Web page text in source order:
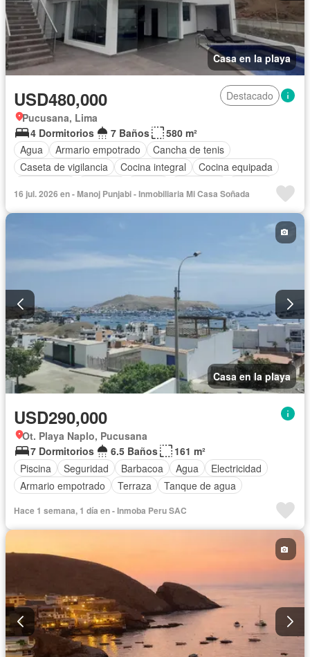
Casa en la playa
USD480,000
Destacado
Pucusana, Lima
4 Dormitorios
7 Baños
580 m²
Agua
Armario empotrado
Cancha de tenis
Caseta de vigilancia
Cocina integral
Cocina equipada
Sin amoblar
16 jul. 2026 en - Manoj Punjabi - Inmobiliaria Mi Casa Soñada
Casa en la playa
USD290,000
Ot. Playa Naplo, Pucusana
7 Dormitorios
6.5 Baños
161 m²
Piscina
Seguridad Barbacoa Agua
Electricidad
Armario empotrado
Terraza Tanque de agua
Hace 1 semana, 1 día en - Inmoba Peru SAC